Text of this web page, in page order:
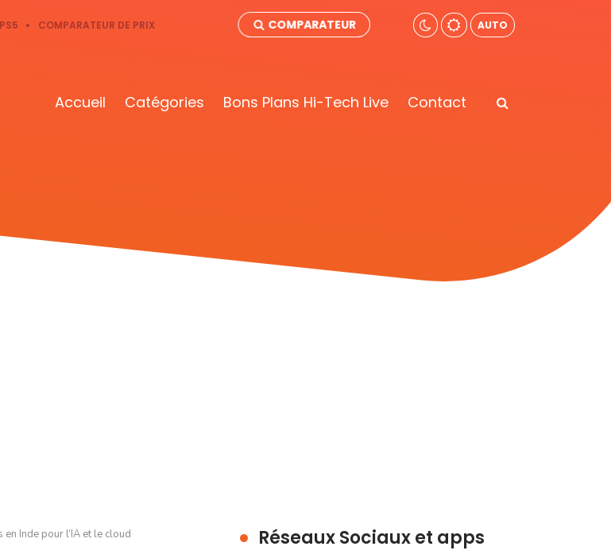
PS5 COMPARATEUR DE PRIX COMPARATEUR AUTO
Accueil Catégories Bons Plans Hi-Tech Live Contact
Inde pour l’IA et le cloud Réseaux Sociaux et apps